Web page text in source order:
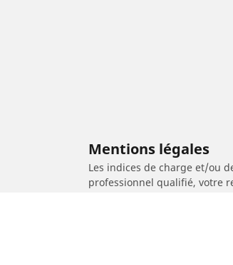
Mentions légales
Les indices de charge et/ou
professionnel qualifié, votre